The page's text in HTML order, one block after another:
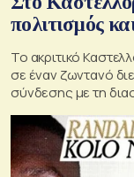
πολιτισμός
Το ακριτικό
σε έναν ζωντανό
σύνδεσης με τη